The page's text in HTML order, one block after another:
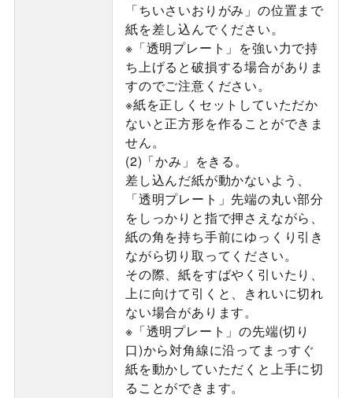
「ちいさいおりがみ」の位置まで
紙を差し込んでください。
※「透明プレート」を強い力で持
ち上げると破損する場合がありま
すのでご注意ください。
※紙を正しくセットしていただか
ないと正方形を作ることができま
せん。
(2)「かみ」をきる。
差し込んだ紙が動かないよう、
「透明プレート」先端の丸い部分
をしっかりと指で押さえながら、
紙の角を持ち手前にゆっくり引き
ながら切り取ってください。
その際、紙をすばやく引いたり、
上に向けて引くと、きれいに切れ
ない場合があります。
※「透明プレート」の先端(切り
口)から対角線に沿ってまっすぐ
紙を動かしていただくと上手に切
ることができます。